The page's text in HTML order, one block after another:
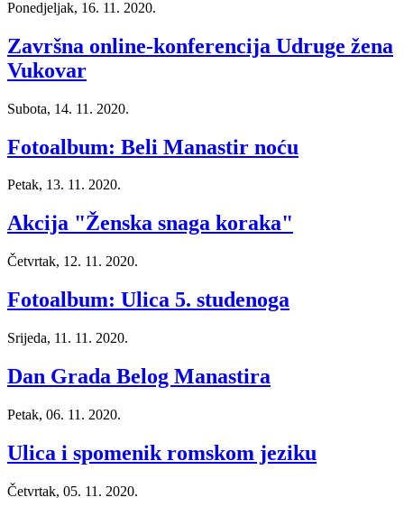
Ponedjeljak, 16. 11. 2020.
Završna online-konferencija Udruge žena
Vukovar
Subota, 14. 11. 2020.
Fotoalbum: Beli Manastir noću
Petak, 13. 11. 2020.
Akcija "Ženska snaga koraka"
Četvrtak, 12. 11. 2020.
Fotoalbum: Ulica 5. studenoga
Srijeda, 11. 11. 2020.
Dan Grada Belog Manastira
Petak, 06. 11. 2020.
Ulica i spomenik romskom jeziku
Četvrtak, 05. 11. 2020.